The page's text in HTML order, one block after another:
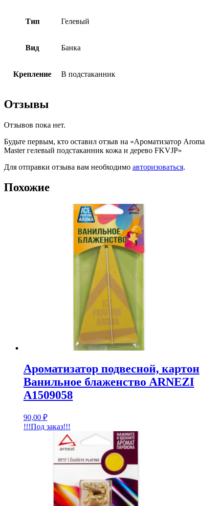
Тип Гелевый
Вид Банка
Крепление В подстаканник
Отзывы
Отзывов пока нет.
Будьте первым, кто оставил отзыв на «Ароматизатор Aroma
Master гелевый подстаканник кожа и дерево FKVJP»
Для отправки отзыва вам необходимо авторизоваться.
Похожие
Ароматизатор подвесной, картон
Ванильное блаженство ARNEZI
A1509058
90,00 ₽
!!!Под заказ!!!